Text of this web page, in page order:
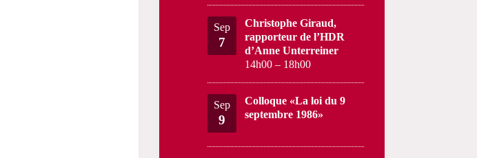
Sep
7
Christophe Giraud,
rapporteur de l’HDR
d’Anne Unterreiner
14h00 – 18h00
Sep
9
Colloque «La loi du 9
septembre 1986»